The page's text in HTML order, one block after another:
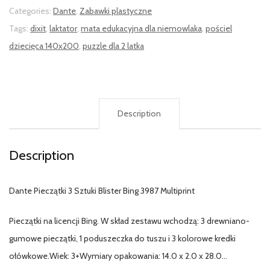
Categories: Dante, Zabawki plastyczne
Tags: dixit, laktator, mata edukacyjna dla niemowlaka, pościel
dziecięca 140x200, puzzle dla 2 latka
Description
Description
Dante Pieczątki 3 Sztuki Blister Bing 3987 Multiprint
Pieczątki na licencji Bing. W skład zestawu wchodzą: 3 drewniano-
gumowe pieczątki, 1 poduszeczka do tuszu i 3 kolorowe kredki
ołówkowe.Wiek: 3+Wymiary opakowania: 14.0 x 2.0 x 28.0…